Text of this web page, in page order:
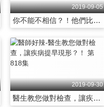
2019-09-05
你不能不相信？！他們比醫師還會看病？！ 第805集
2019-09-30
醫生教您做對檢查，讓疾病提早現形？！ 第818集